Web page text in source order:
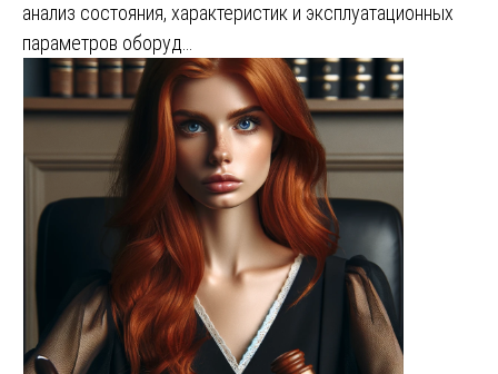
анализ состояния, характеристик и эксплуатационных
параметров оборуд…